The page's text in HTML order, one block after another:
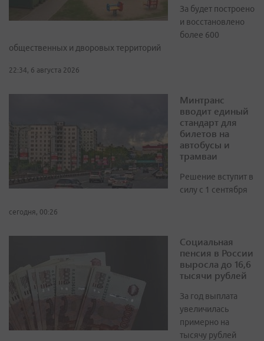
За будет построено
и восстановлено
более 600
общественных и дворовых территорий
22:34, 6 августа 2026
Минтранс
вводит единый
стандарт для
билетов на
автобусы и
трамваи
Решение вступит в
силу с 1 сентября
сегодня, 00:26
Социальная
пенсия в России
выросла до 16,6
тысячи рублей
За год выплата
увеличилась
примерно на
тысячу рублей